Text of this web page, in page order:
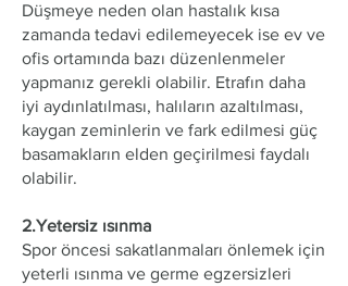
Düşmeye neden olan hastalık kısa
zamanda tedavi edilemeyecek ise ev ve
ofis ortamında bazı düzenlenmeler
yapmanız gerekli olabilir. Etrafın daha
iyi aydınlatılması, halıların azaltılması,
kaygan zeminlerin ve fark edilmesi güç
basamakların elden geçirilmesi faydalı
olabilir.
2.Yetersiz ısınma
Spor öncesi sakatlanmaları önlemek için
yeterli ısınma ve germe egzersizleri